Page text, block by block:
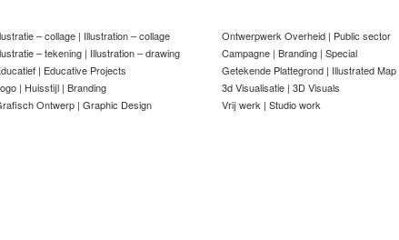
– collage | Illustration – collage
– tekening | Illustration – drawing
| Educative Projects
| Huisstijl | Branding
Ontwerp | Graphic Design
Ontwerpwerk Overheid | Public sector
Campagne | Branding | Special
Getekende Plattegrond | Illustrated Map
3d Visualisatie | 3D Visuals
Vrij werk | Studio work